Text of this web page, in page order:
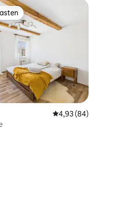
4,93 op 5, 60 recensies
Gemiddelde
4,93 (84)